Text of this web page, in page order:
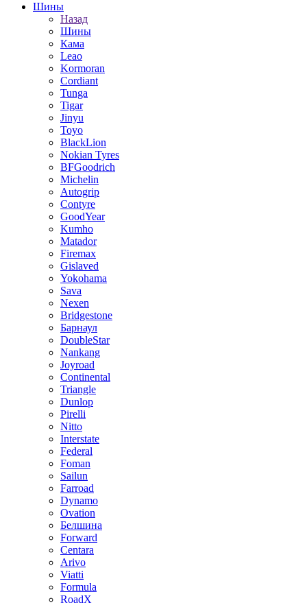
Шины
Назад
Шины
Кама
Leao
Kormoran
Cordiant
Tunga
Tigar
Jinyu
Toyo
BlackLion
Nokian Tyres
BFGoodrich
Michelin
Autogrip
Contyre
GoodYear
Kumho
Matador
Firemax
Gislaved
Yokohama
Sava
Nexen
Bridgestone
Барнаул
DoubleStar
Nankang
Joyroad
Continental
Triangle
Dunlop
Pirelli
Nitto
Interstate
Federal
Foman
Sailun
Farroad
Dynamo
Ovation
Белшина
Forward
Centara
Arivo
Viatti
Formula
RoadX